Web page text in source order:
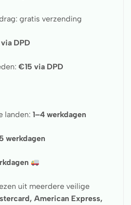
gratis verzending
DPD
€15 via DPD
landen: 1–4 werkdagen
werkdagen
uit meerdere veilige
American Express,